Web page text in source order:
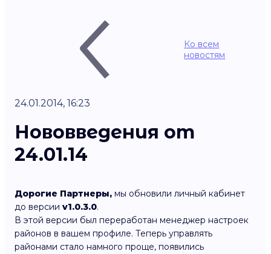
Ко всем
новостям
24.01.2014, 16:23
Нововведения от
24.01.14
Дорогие Партнеры, мы обновили личный кабинет
до версии v1.0.3.0.
В этой версии был переработан менеджер настроек
районов в вашем профиле. Теперь управлять
районами стало намного проще, появились